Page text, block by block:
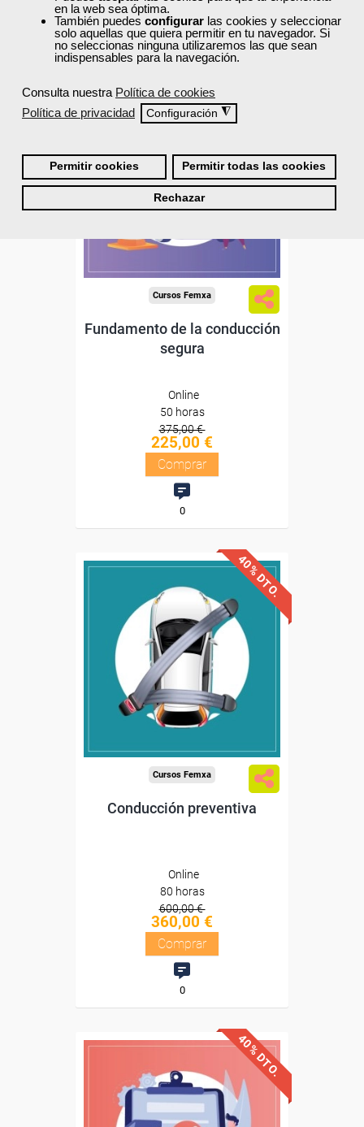
en la web sea óptima.
También puedes configurar las cookies y seleccionar
solo aquellas que quiera permitir en tu navegador. Si
no seleccionas ninguna utilizaremos las que sean
indispensables para la navegación.
Consulta nuestra Política de cookies
Política de privacidad
Configuración ◮
Permitir cookies Permitir todas las cookies
Rechazar
0
40% DTO.
Sin requisitos de acceso
Diploma
Compra segura
Cursos Femxa
Fundamento de la conducción
segura
Online
50 horas
375,00 €
225,00 €
Comprar
0
40% DTO.
Descuentos especiales
Sin requisitos de acceso
Diploma
Compra segura
Cursos Femxa
Conducción preventiva
Online
80 horas
600,00 €
360,00 €
Comprar
0
40% DTO.
Descuentos especiales